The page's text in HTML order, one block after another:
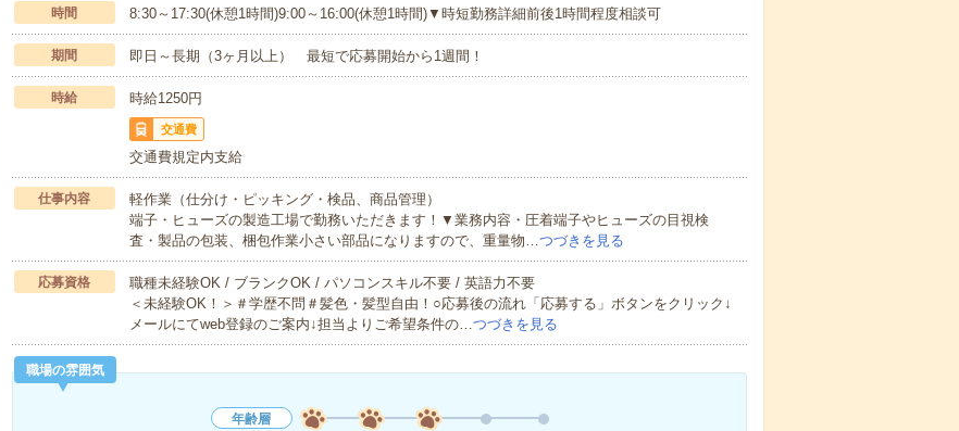
時間 8:30～17:30(休憩1時間)9:00～16:00(休憩1時間)▼時短勤務詳細前後1時間程度相談可
期間 即日～長期（3ヶ月以上） 最短で応募開始から1週間！
時給 時給1250円
交通費
交通費規定内支給
仕事内容
軽作業（仕分け・ピッキング・検品、商品管理）
端子・ヒューズの製造工場で勤務いただきます！▼業務内容・圧着端子やヒューズの目視検
査・製品の包装、梱包作業小さい部品になりますので、重量物…つづきを見る
応募資格
職種未経験OK / ブランクOK / パソコンスキル不要 / 英語力不要
＜未経験OK！＞＃学歴不問＃髪色・髪型自由！○応募後の流れ「応募する」ボタンをクリック↓
メールにてweb登録のご案内↓担当よりご希望条件の…つづきを見る
職場の雰囲気
年齢層